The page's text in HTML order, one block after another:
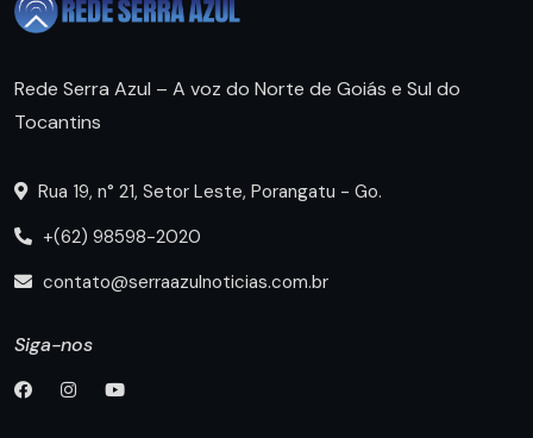
Rede Serra Azul – A voz do Norte de Goiás e Sul do
Tocantins
Rua 19, n° 21, Setor Leste, Porangatu - Go.
+(62) 98598-2020
contato@serraazulnoticias.com.br
Siga-nos